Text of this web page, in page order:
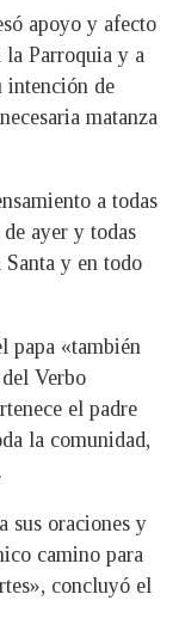
apoyo y afecto
la Parroquia y a
intención de
matanza
a todas
ayer y todas
y en todo
papa «también
Verbo
el padre
la comunidad,
sus oraciones y
camino para
concluyó el